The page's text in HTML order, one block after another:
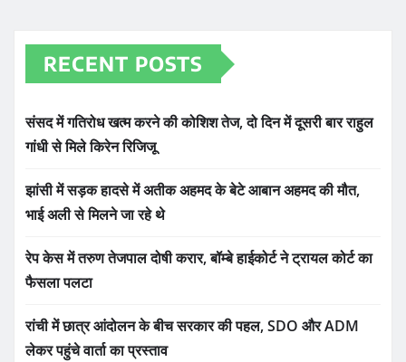
RECENT POSTS
संसद में गतिरोध खत्म करने की कोशिश तेज, दो दिन में दूसरी बार राहुल
गांधी से मिले किरेन रिजिजू
झांसी में सड़क हादसे में अतीक अहमद के बेटे आबान अहमद की मौत,
भाई अली से मिलने जा रहे थे
रेप केस में तरुण तेजपाल दोषी करार, बॉम्बे हाईकोर्ट ने ट्रायल कोर्ट का
फैसला पलटा
रांची में छात्र आंदोलन के बीच सरकार की पहल, SDO और ADM
लेकर पहुंचे वार्ता का प्रस्ताव